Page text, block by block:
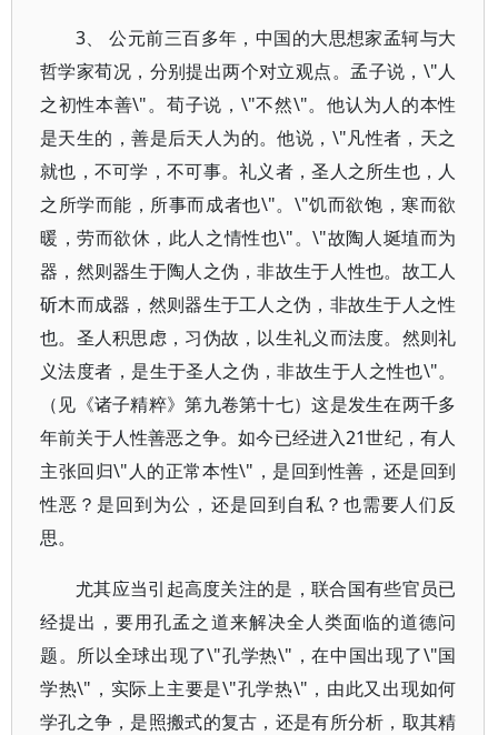
3、 公元前三百多年，中国的大思想家孟轲与大
哲学家荀况，分别提出两个对立观点。孟子说，\"人
之初性本善\"。荀子说，\"不然\"。他认为人的本性
是天生的，善是后天人为的。他说，\"凡性者，天之
就也，不可学，不可事。礼义者，圣人之所生也，人
之所学而能，所事而成者也\"。\"饥而欲饱，寒而欲
暖，劳而欲休，此人之情性也\"。\"故陶人埏埴而为
器，然则器生于陶人之伪，非故生于人性也。故工人
斫木而成器，然则器生于工人之伪，非故生于人之性
也。圣人积思虑，习伪故，以生礼义而法度。然则礼
义法度者，是生于圣人之伪，非故生于人之性也\"。
（见《诸子精粹》第九卷第十七）这是发生在两千多
年前关于人性善恶之争。如今已经进入21世纪，有人
主张回归\"人的正常本性\"，是回到性善，还是回到
性恶？是回到为公，还是回到自私？也需要人们反
思。
尤其应当引起高度关注的是，联合国有些官员已
经提出，要用孔孟之道来解决全人类面临的道德问
题。所以全球出现了\"孔学热\"，在中国出现了\"国
学热\"，实际上主要是\"孔学热\"，由此又出现如何
学孔之争，是照搬式的复古，还是有所分析，取其精